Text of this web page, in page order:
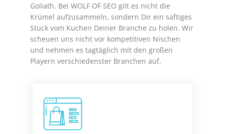
Goliath. Bei WOLF OF SEO gilt es nicht die
Krümel aufzusammeln, sondern Dir ein saftiges
Stück vom Kuchen Deiner Branche zu holen. Wir
scheuen uns nicht vor kompetitiven Nischen
und nehmen es tagtäglich mit den großen
Playern verschiedenster Branchen auf.